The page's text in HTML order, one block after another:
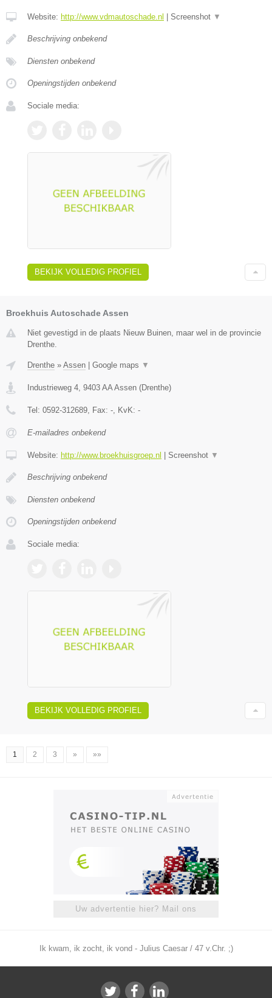
Website: http://www.vdmautoschade.nl Screenshot ▼
Beschrijving onbekend
Diensten onbekend
Openingstijden onbekend
Sociale media:
BEKIJK VOLLEDIG PROFIEL
Broekhuis Autoschade Assen
Niet gevestigd in de plaats Nieuw Buinen, maar wel in de provincie
Drenthe.
Drenthe » Assen Google maps ▼
Industrieweg 4 9403 AA Assen (Drenthe)
Tel: 0592-312689 , Fax: - , KvK: -
E-mailadres onbekend
Website: http://www.broekhuisgroep.nl Screenshot ▼
Beschrijving onbekend
Diensten onbekend
Openingstijden onbekend
Sociale media:
BEKIJK VOLLEDIG PROFIEL
1 2 3 » »»
Uw advertentie hier? Mail ons
Ik kwam, ik zocht, ik vond - Julius Caesar / 47 v.Chr. ;)